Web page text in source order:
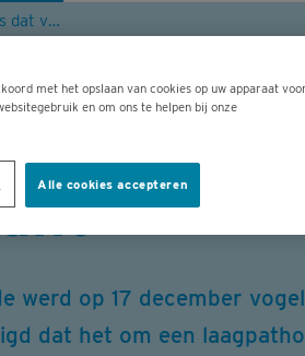
Update vogelgriep: vogelgriepvirus dat vorige week werd vastgesteld in Diksmuide is laagpathogene variant
in
werd op 17 december
dat het om een
met het opslaan van cookies op uw apparaat
en om ons te helpen bij onze
Alle cookies accepteren